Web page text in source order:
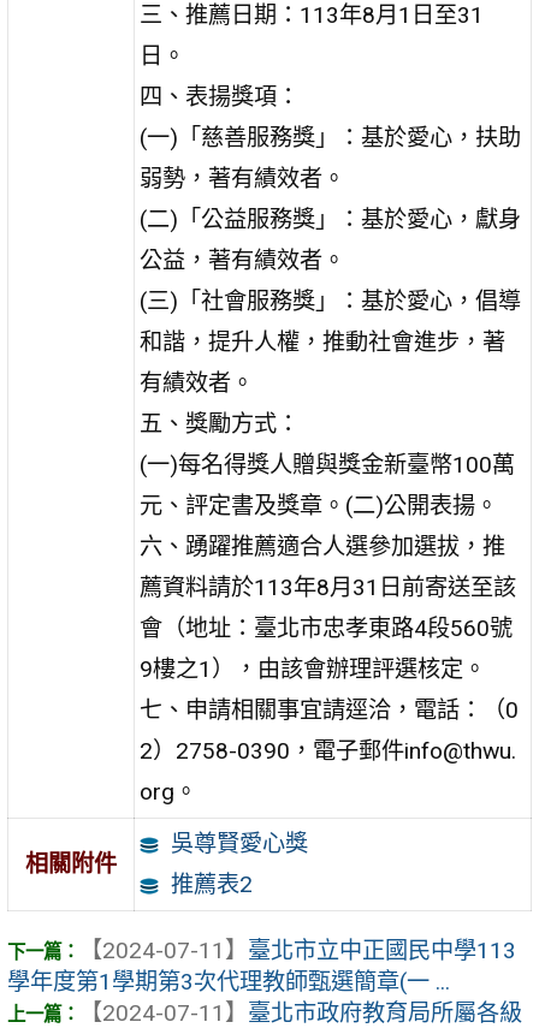
三、推薦日期：113年8月1日至31
日。
四、表揚獎項：
(一)「慈善服務獎」：基於愛心，扶助
弱勢，著有績效者。
(二)「公益服務獎」：基於愛心，獻身
公益，著有績效者。
(三)「社會服務獎」：基於愛心，倡導
和諧，提升人權，推動社會進步，著
有績效者。
五、獎勵方式：
(一)每名得獎人贈與獎金新臺幣100萬
元、評定書及獎章。(二)公開表揚。
六、踴躍推薦適合人選參加選拔，推
薦資料請於113年8月31日前寄送至該
會（地址：臺北市忠孝東路4段560號
9樓之1），由該會辦理評選核定。
七、申請相關事宜請逕洽，電話：（0
2）2758-0390，電子郵件info@thwu.
org。
相關附件
吳尊賢愛心獎
推薦表2
【2024-07-11】 臺北市立中正國民中學113
學年度第1學期第3次代理教師甄選簡章(一 ...
【2024-07-11】 臺北市政府教育局所屬各級